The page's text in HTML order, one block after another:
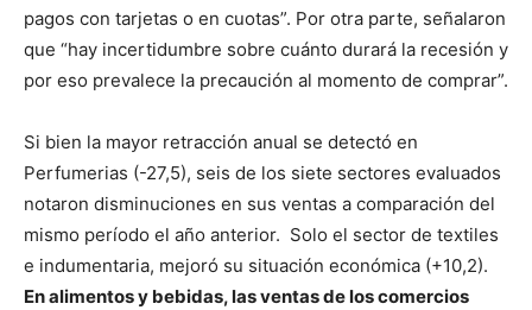
pagos con tarjetas o en cuotas”. Por otra parte, señalaron
que “hay incertidumbre sobre cuánto durará la recesión y
por eso prevalece la precaución al momento de comprar”.
Si bien la mayor retracción anual se detectó en
Perfumerias (-27,5), seis de los siete sectores evaluados
notaron disminuciones en sus ventas a comparación del
mismo período el año anterior. Solo el sector de textiles
e indumentaria, mejoró su situación económica (+10,2).
En alimentos y bebidas, las ventas de los comercios